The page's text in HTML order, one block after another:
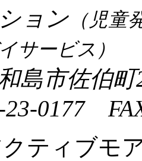
ョン （児童
サービス）
島市佐伯
23-0177
ティブモ